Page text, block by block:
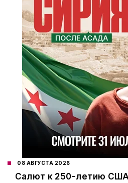
08 АВГУСТА 2026
Салют к 250-летию США